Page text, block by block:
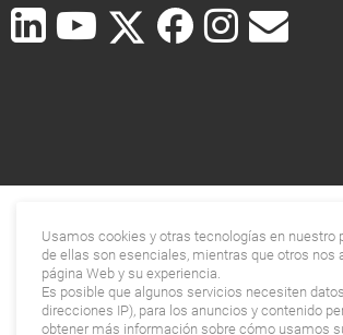
Usamos cookies y otras tecnologías en nuestro
de ellas son esenciales, mientras que otros nos
página Web y su experiencia.
Es posible que algunos servicios necesiten
direcciones IP), para los anuncios y contenido
obtener más información sobre cómo usamos